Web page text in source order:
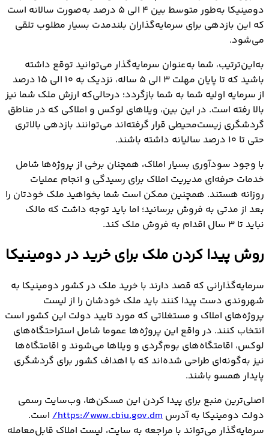
دومینیکا به‌طور متوسط بین ۴ الی ۵ درصد به‌صورت سالانه است
که این بازدهی برای سرمایه‌گذاران بلندمدت بسیار مطلوب تلقی
می‌شود.
به‌این‌ترتیب، شما به‌عنوان سرمایه‌گذار می‌توانید توقع داشته
باشید که تا پایان مهلت ۳ الی ۵ ساله، نزدیک به ۱۰ الی ۱۵ درصد
از سرمایه اولیه شما به شما بازگردد؛ درحالی‌که ارزش ملک شما نیز
بالا رفته است. در این‌ بین، ویلاهای لوکس و املاکی که در مناطق
گردشگری زیست‌محیطی قرار گرفته‌اند می‌توانند بازدهی بالاتری
حتی تا ۱۰ درصد سالیانه داشته باشند.
با وجود سودآوری بسیار املاک، همچنان برخی از پروژه‌ها شامل
خدمات حرفه‌ای مدیریت املاک برای رسیدگی و انجام عملیات
روزانه هستند. همچنین ممکن است شما بخواهید ملک خودتان را
بعد از مدتی به فروش برسانید؛ اما باید توجه داشت که مالک
نباید تا ۳ سال اقدام به فروش ملک کند.
روش پیدا کردن ملک برای خرید در دومینیکا
سرمایه‌گذارانی که قصد دارند با خرید ملک در کشور دومینیکا به
شهروندی دست پیدا کنند باید ملک خودشان را از لیست
پروژه‌های املاک و مستغلاتی که مورد تایید دولت این کشور است
انتخاب کنند. در واقع این پروژه‌ها عموما شامل استراحتگاه‌های
لوکس، اقامتگاه‌های بوم‌گردی و ویلاها می‌شوند و اقامتگاه‌ها
نیز به‌گونه‌ای طراحی شده‌اند که با اهداف کشور برای گردشگری
پایدار همسو باشند.
اصلی‌ترین منبع برای پیدا کردن این مسکن‌ها، وب‌سایت رسمی
دولت دومینیکا به آدرس https://www.cbiu.gov.dm/ است.
سرمایه‌گذار می‌تواند با مراجعه به سایت، لیست املاک قابل‌معامله